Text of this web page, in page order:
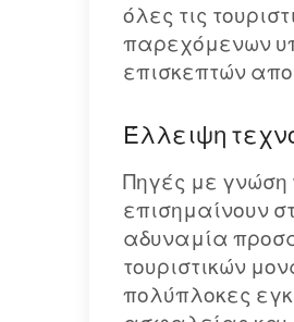
όλες τις
παρεχόμενων
επισκεπτών
Έλλειψη
Πηγές με γνώση
επισημαίνουν
αδυναμία
τουριστικών
πολύπλοκες